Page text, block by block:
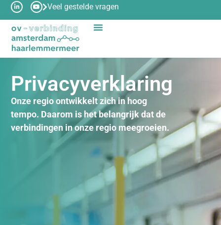
Veel gestelde vragen
Privacyverklaring
Onze regio ontwikkelt zich in hoog
tempo. Daarom is het belangrijk dat de
verbindingen in onze regio meegroeien.